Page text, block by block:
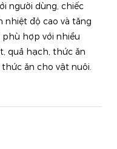
người dùng, chiếc
nhiệt độ cao và tăng
phù hợp với nhiều
quả hạch, thức ăn
ăn cho vật nuôi.